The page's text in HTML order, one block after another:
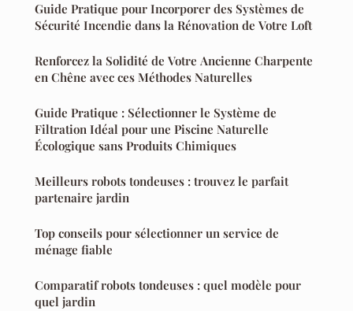
Guide Pratique pour Incorporer des Systèmes de
Sécurité Incendie dans la Rénovation de Votre Loft
Renforcez la Solidité de Votre Ancienne Charpente
en Chêne avec ces Méthodes Naturelles
Guide Pratique : Sélectionner le Système de
Filtration Idéal pour une Piscine Naturelle
Écologique sans Produits Chimiques
Meilleurs robots tondeuses : trouvez le parfait
partenaire jardin
Top conseils pour sélectionner un service de
ménage fiable
Comparatif robots tondeuses : quel modèle pour
quel jardin